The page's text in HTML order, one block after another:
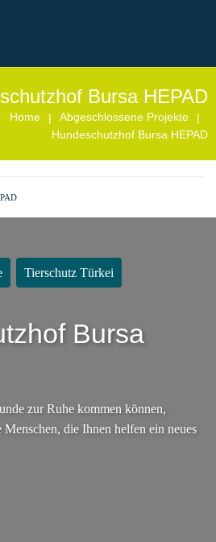
Bursa HEPAD
Home | Abgeschlossene Projekte
|
Hundeschutzhof Bursa HEPAD
Tierschutz Türkei
Bursa
zur Ruhe kommen können,
die Ihnen helfen ein neues